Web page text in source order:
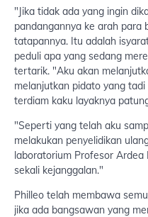
"Jika tidak ada yang ingin
pandangannya ke arah para
tatapannya. Itu adalah
peduli apa yang sedang
tertarik. "Aku akan
melanjutkan pidato yang
terdiam kaku layaknya
"Seperti yang telah aku
melakukan penyelidikan
laboratorium Profesor Ardea
sekali kejanggalan."
Philleo telah membawa
jika ada bangsawan yang